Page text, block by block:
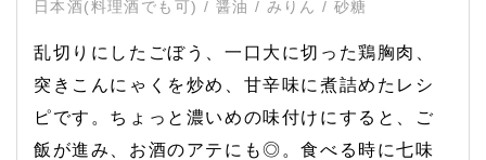
日本酒(料理酒でも可) / 醤油 / みりん / 砂糖
乱切りにしたごぼう、一口大に切った鶏胸肉、
突きこんにゃくを炒め、甘辛味に煮詰めたレシ
ピです。ちょっと濃いめの味付けにすると、ご
飯が進み、お酒のアテにも◎。食べる時に七味